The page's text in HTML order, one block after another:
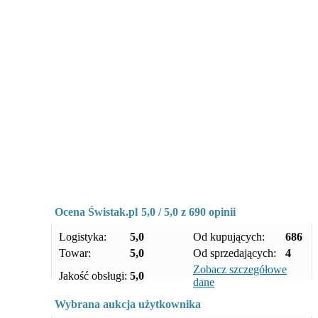
Ocena Świstak.pl 5,0 /5,0 z 690 opinii
Logistyka: 5,0 Od kupujących:
686
Towar:
5,0 Od sprzedających:
4
Jakość obsługi: 5,0
Zobacz szczegółowe
dane
Wybrana aukcja użytkownika